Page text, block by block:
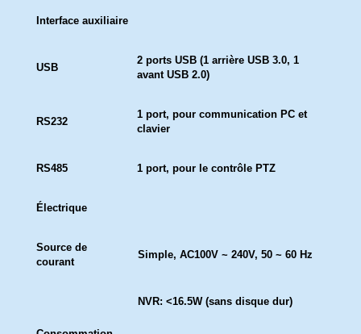
Interface auxiliaire
USB
2 ports USB (1 arrière USB 3.0, 1
avant USB 2.0)
RS232
1 port, pour communication PC et
clavier
RS485 1 port, pour le contrôle PTZ
Électrique
Source de
courant
Simple, AC100V ~ 240V, 50 ~ 60 Hz
NVR: <16.5W (sans disque dur)